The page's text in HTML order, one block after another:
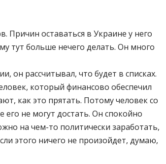
Причин оставаться в Украине у него
тут больше нечего делать. Он много
он рассчитывал, что будет в списках.
который финансово обеспечил
как это прятать. Потому человек со
не могут достать. Он спокойно
на чем-то политически заработать,
этого ничего не произойдет, думаю,